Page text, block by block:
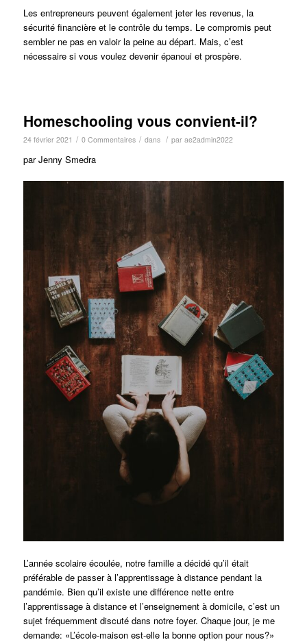
Les entrepreneurs peuvent également jeter les revenus, la
sécurité financière et le contrôle du temps. Le compromis peut
sembler ne pas en valoir la peine au départ. Mais, c’est
nécessaire si vous voulez devenir épanoui et prospère.
Homeschooling vous convient-il?
24 février 2021 / 0 Commentaires / dans / par ae2admin2022
par Jenny Smedra
L’année scolaire écoulée, notre famille a décidé qu’il était
préférable de passer à l’apprentissage à distance pendant la
pandémie. Bien qu’il existe une différence nette entre
l’apprentissage à distance et l’enseignement à domicile, c’est un
sujet fréquemment discuté dans notre foyer. Chaque jour, je me
demande: «L’école-maison est-elle la bonne option pour nous?»